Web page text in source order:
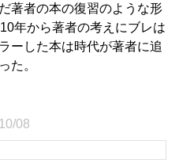
著者の本の復習のような形
年から著者の考えにブレは
ーした本は時代が著者に追
た。
08